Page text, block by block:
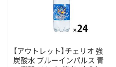
【アウトレット】チェリオ 強
炭酸水 ブルーインパルス 青